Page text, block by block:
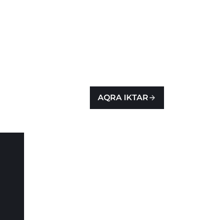
AQRA IKTAR